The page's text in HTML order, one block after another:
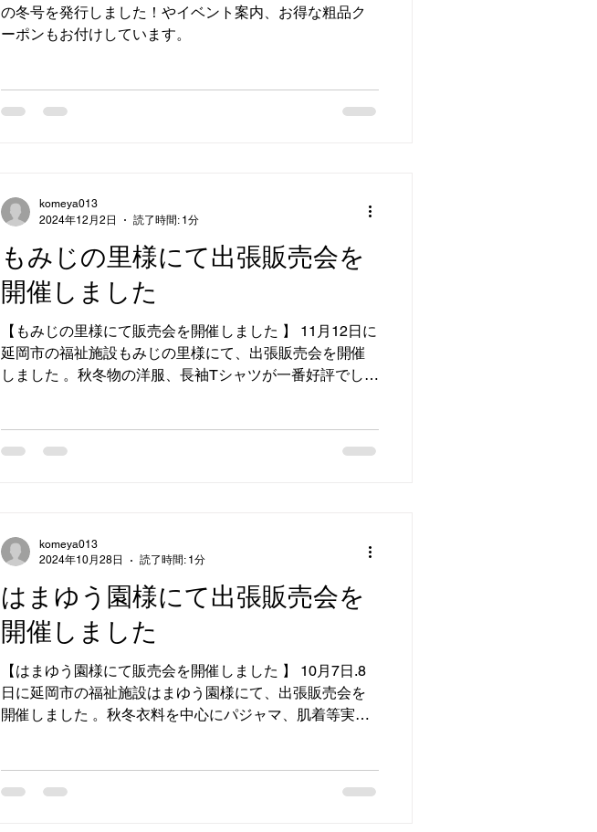
の冬号を発行しました！やイベント案内、お得な粗品ク
ーポンもお付けしています。
もみじの里様にて出張販売会を
開催しました
【もみじの里様にて販売会を開催しました 】 11月12日に
延岡市の福祉施設もみじの里様にて、出張販売会を開催
しました 。秋冬物の洋服、長袖Tシャツが一番好評でし
komeya013
2024年12月2日
読了時間: 1分
はまゆう園様にて出張販売会を
開催しました
【はまゆう園様にて販売会を開催しました 】 10月7日.8
日に延岡市の福祉施設はまゆう園様にて、出張販売会を
開催しました 。秋冬衣料を中心にパジャマ、肌着等実用
komeya013
2024年10月28日
読了時間: 1分